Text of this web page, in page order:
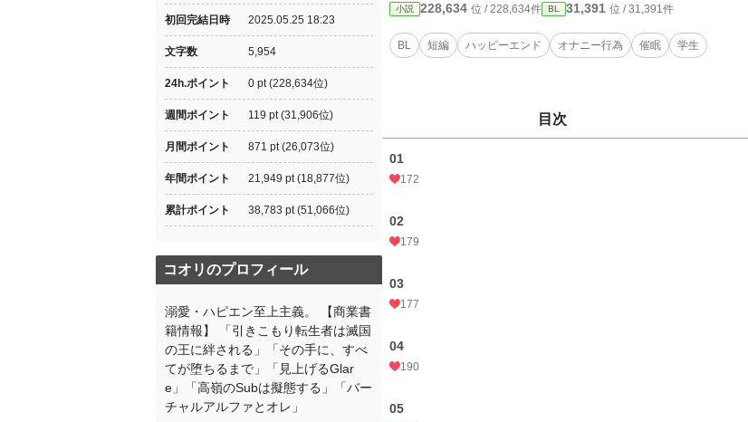
小説 228,634 位 / 228,634件 BL 31,391 位 / 31,391件
BL 短編 ハッピーエンド オナニー行為 催眠 学生
目次
01
172
02
179
03
177
04
190
05
初回完結日時 2025.05.25 18:23
文字数 5,954
24h.ポイント 0 pt (228,634位)
週間ポイント 119 pt (31,906位)
月間ポイント 871 pt (26,073位)
年間ポイント 21,949 pt (18,877位)
累計ポイント 38,783 pt (51,066位)
コオリのプロフィール
溺愛・ハピエン至上主義。 【商業書
籍情報】 「引きこもり転生者は滅国
の王に絆される」「その手に、すべ
てが堕ちるまで」「見上げるGlar
e」「高嶺のSubは擬態する」「バー
チャルアルファとオレ」